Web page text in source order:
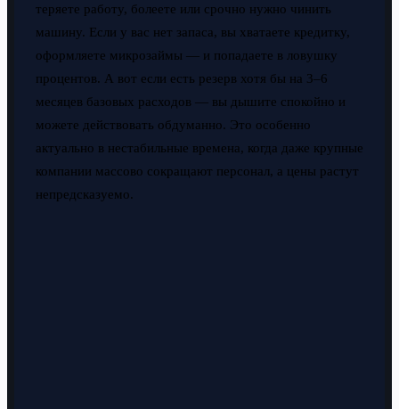
теряете работу, болеете или срочно нужно чинить
машину. Если у вас нет запаса, вы хватаете кредитку,
оформляете микрозаймы — и попадаете в ловушку
процентов. А вот если есть резерв хотя бы на 3–6
месяцев базовых расходов — вы дышите спокойно и
можете действовать обдуманно. Это особенно
актуально в нестабильные времена, когда даже крупные
компании массово сокращают персонал, а цены растут
непредсказуемо.